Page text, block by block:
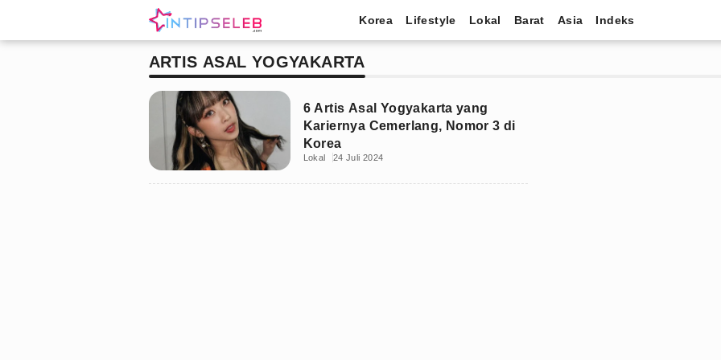
Korea Lifestyle Lokal Barat Asia Indeks
ARTIS ASAL YOGYAKARTA
6 Artis Asal Yogyakarta yang
Kariernya Cemerlang, Nomor 3 di
Korea
Lokal 24 Juli 2024